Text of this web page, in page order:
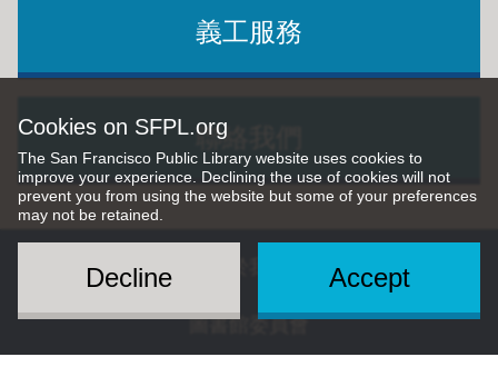
Cookies on SFPL.org
The San Francisco Public Library website uses cookies to
improve your experience. Declining the use of cookies will not
prevent you from using the website but some of your preferences
may not be retained.
Accept
Decline
義工服務
聯絡我們
Footer
圖書館委員會